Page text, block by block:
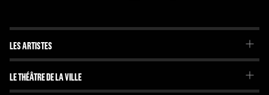
LES ARTISTES
La Troupe du Théâtre de la Ville
La Troupe de l'Imaginaire
LE THÉÂTRE DE LA VILLE